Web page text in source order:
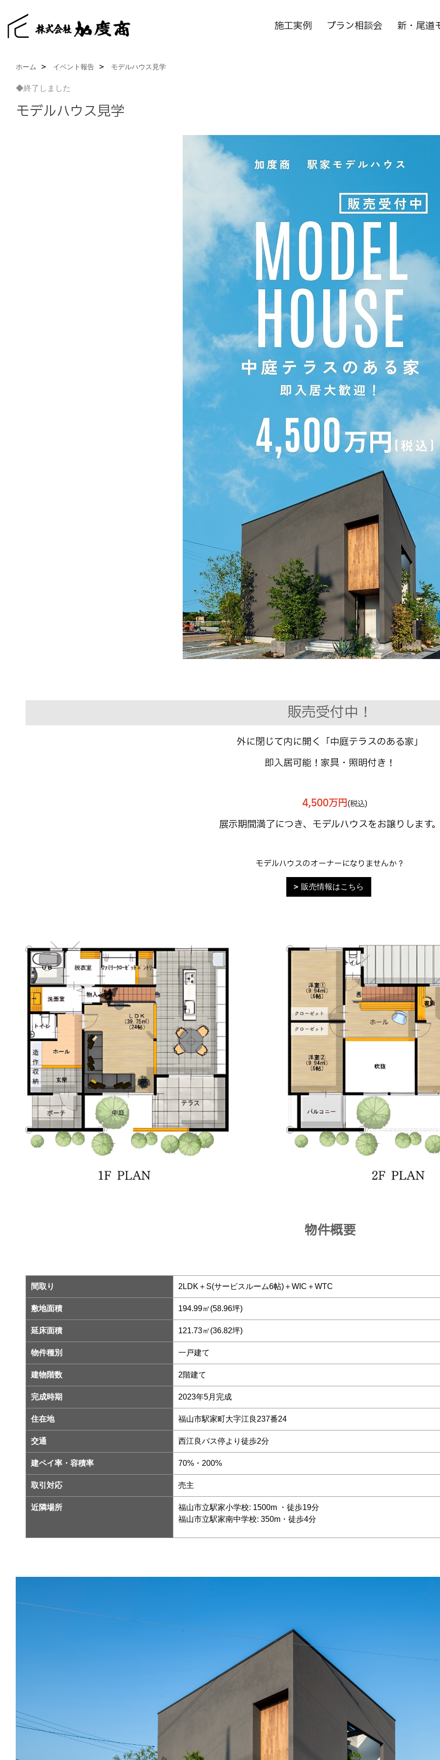
施工実例 プラン相談会 新・尾道
ホーム イベント報告 モデルハウス見学
◆終了しました
モデルハウス見学
販売受付中！
外に閉じて内に開く「中庭テラスのある家」
即入居可能！家具・照明付き！
4,500万円(税込)
展示期間満了につき、モデルハウスをお譲りします
モデルハウスのオーナーになりませんか？
販売情報はこちら
物件概要
間取り 2LDK＋S(サービスルーム6帖)＋WIC＋WTC
敷地面積 194.99㎡(58.96坪)
延床面積 121.73㎡(36.82坪)
物件種別 一戸建て
建物階数 2階建て
完成時期 2023年5月完成
住在地 福山市駅家町大字江良237番24
交通 西江良バス停より徒歩2分
建ペイ率・容積率 70%・200%
取引対応 売主
近隣場所
福山市立駅家小学校: 1500m ・徒歩19分
福山市立駅家南中学校: 350m・徒歩4分